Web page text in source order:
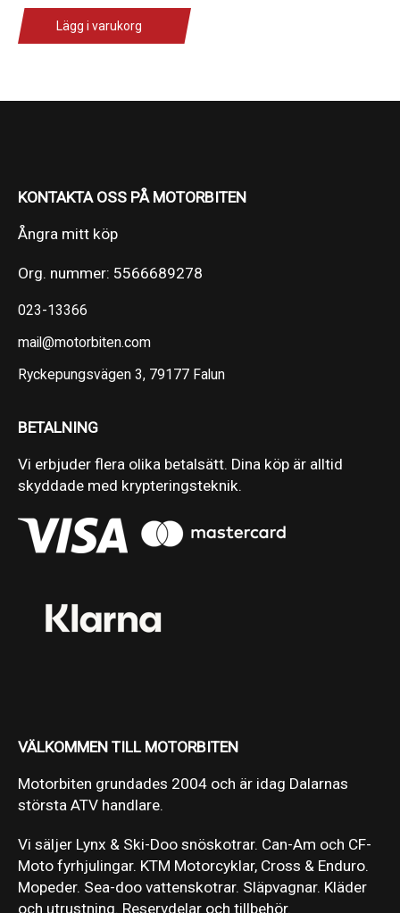
Lägg i varukorg
KONTAKTA OSS PÅ MOTORBITEN
Ångra mitt köp
Org. nummer: 5566689278
023-13366
mail@motorbiten.com
Ryckepungsvägen 3, 79177 Falun
BETALNING
Vi erbjuder flera olika betalsätt. Dina köp är alltid
skyddade med krypteringsteknik.
VÄLKOMMEN TILL MOTORBITEN
Motorbiten grundades 2004 och är idag Dalarnas
största ATV handlare.
Vi säljer Lynx & Ski-Doo snöskotrar. Can-Am och CF-
Moto fyrhjulingar. KTM Motorcyklar, Cross & Enduro.
Mopeder. Sea-doo vattenskotrar. Släpvagnar. Kläder
och utrustning. Reservdelar och tillbehör.